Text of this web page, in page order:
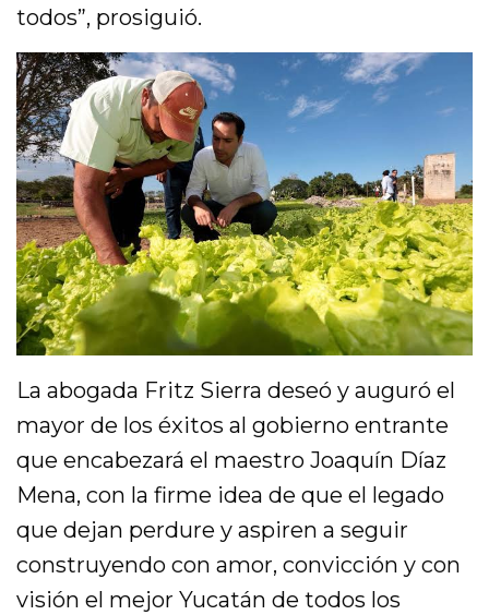
todos”, prosiguió.
La abogada Fritz Sierra deseó y auguró el
mayor de los éxitos al gobierno entrante
que encabezará el maestro Joaquín Díaz
Mena, con la firme idea de que el legado
que dejan perdure y aspiren a seguir
construyendo con amor, convicción y con
visión el mejor Yucatán de todos los